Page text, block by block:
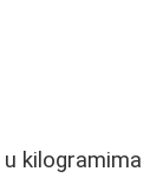
kilogramima